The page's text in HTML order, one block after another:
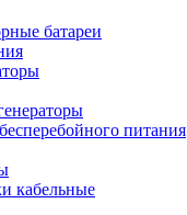
батареи
питания
кабельные